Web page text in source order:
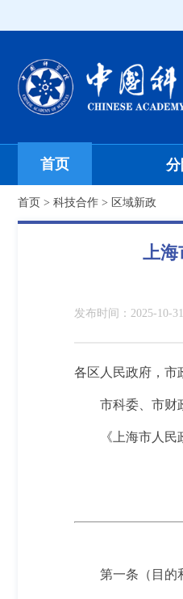
首页
首页 > 科技合作 > 区域新政
上海
发布时间： 2025-10-31
各区人民政府，市
市科委、市财
《上海市人
第一条（目的